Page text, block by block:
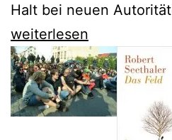
Halt bei neuen
„Oder
Florida“
–
der
weiterlesen